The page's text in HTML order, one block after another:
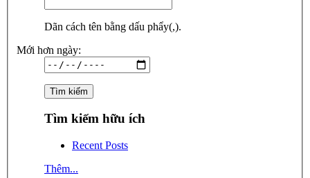
Dãn cách tên bằng dấu phẩy(,).
Mới hơn ngày:
Tìm kiếm hữu ích
Recent Posts
Thêm...